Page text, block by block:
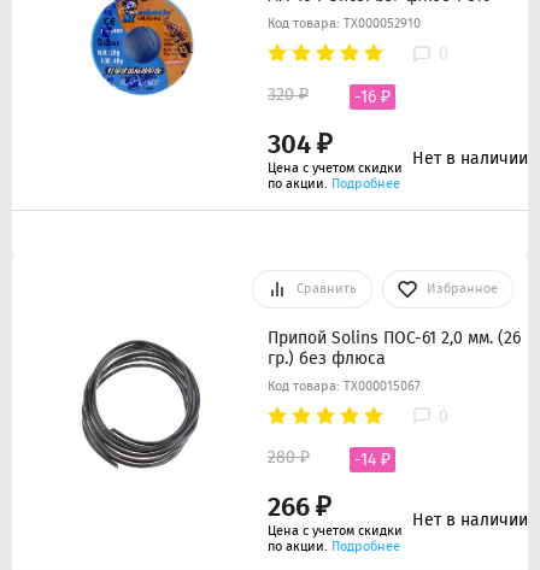
Код товара: ТХ000052910
0
304 ₽
320 ₽ -16 ₽
Цена с учетом скидки
по акции. Подробнее
Нет в наличии
Сравнить Избранное
Припой Solins ПОС-61 2,0 мм. (26
гр.) без флюса
Код товара: ТХ000015067
0
266 ₽
280 ₽ -14 ₽
Цена с учетом скидки
по акции. Подробнее
Нет в наличии